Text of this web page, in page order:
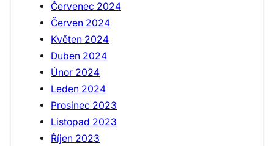
Červenec 2024
Červen 2024
Květen 2024
Duben 2024
Únor 2024
Leden 2024
Prosinec 2023
Listopad 2023
Říjen 2023